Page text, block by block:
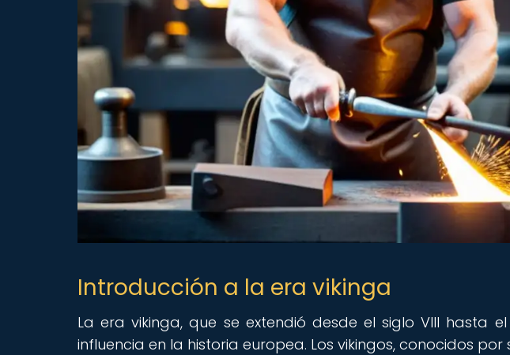
Introducción a la era vikinga
La era vikinga, que se extendió desde el siglo VIII hasta
influencia en la historia europea. Los vikingos, conocidos